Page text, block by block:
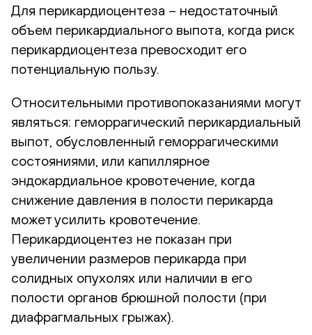
Для перикардиоцентеза – недостаточный
объем перикардиального выпота, когда риск
перикардиоцентеза превосходит его
потенциальную пользу.
Относительными противопоказаниями могут
являться: геморрагический перикардиальный
выпот, обусловленный геморрагическими
состояниями, или капиллярное
эндокардиальное кровотечение, когда
снижение давления в полости перикарда
может усилить кровотечение.
Перикардиоцентез не показан при
увеличении размеров перикарда при
солидных опухолях или наличии в его
полости органов брюшной полости (при
диафрагмальных грыжах).